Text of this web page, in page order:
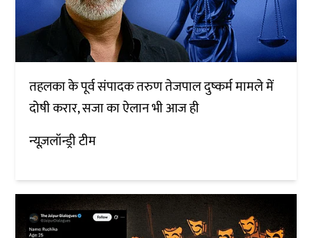
तहलका के पूर्व संपादक तरुण तेजपाल दुष्कर्म मामले में
दोषी करार, सजा का ऐलान भी आज ही
न्यूज़लॉन्ड्री टीम